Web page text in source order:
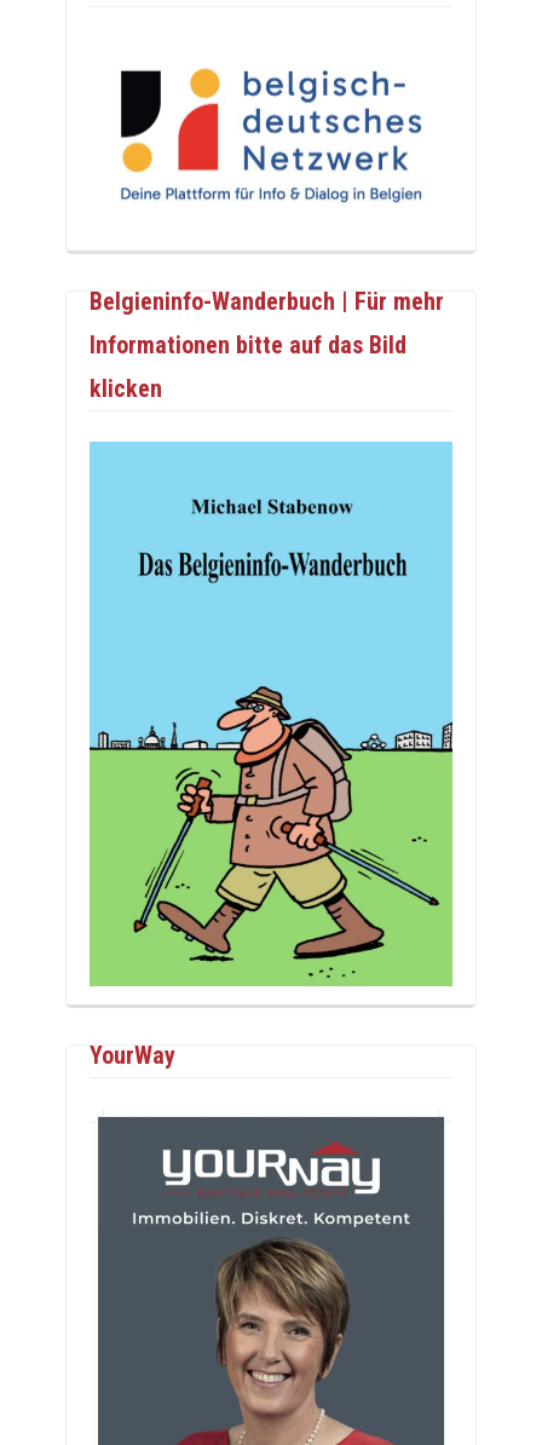
Belgieninfo-Wanderbuch | Für mehr
Informationen bitte auf das Bild
klicken
YourWay